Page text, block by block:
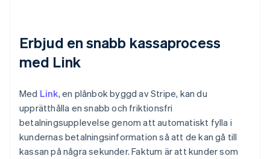
Erbjud en snabb kassaprocess
med Link
Med Link, en plånbok byggd av Stripe, kan du
upprätthålla en snabb och friktionsfri
betalningsupplevelse genom att automatiskt fylla i
kundernas betalningsinformation så att de kan gå till
kassan på några sekunder. Faktum är att kunder som